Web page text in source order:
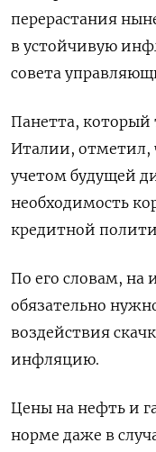
перерастания
в устойчивую
совета
Панетта, который
Италии, ​отметил,
учетом будущей
необходимость
кредитной
По его словам, на
‌обязательно
воздействия
инфляцию.
Цены на нефть и
норме ​даже в